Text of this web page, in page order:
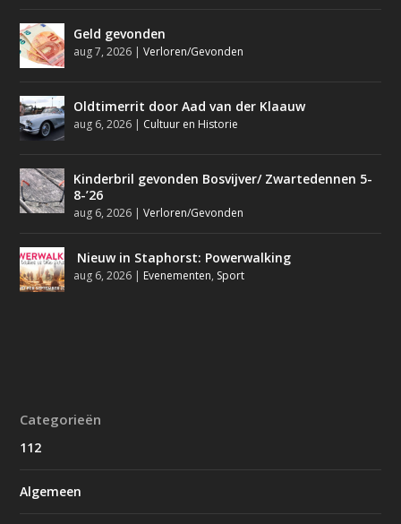
Geld gevonden
aug 7, 2026 |Verloren/Gevonden
Oldtimerrit door Aad van der Klaauw
aug 6, 2026 | Cultuur en Historie
Kinderbril gevonden Bosvijver/ Zwartedennen 5-
8-’26
aug 6, 2026 |Verloren/Gevonden
Nieuw in Staphorst: Powerwalking
aug 6, 2026 | Evenementen, Sport
Categorieën
112
Algemeen